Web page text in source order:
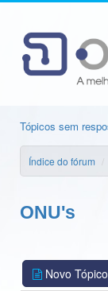
Tópicos sem
Índice do fórum
ONU's
Novo Tópico